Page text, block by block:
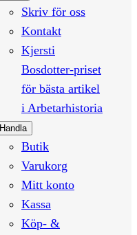
Skriv för oss
Kontakt
Kjersti
Bosdotter-priset
för bästa artikel
i Arbetarhistoria
Handla
Butik
Varukorg
Mitt konto
Kassa
Köp- &